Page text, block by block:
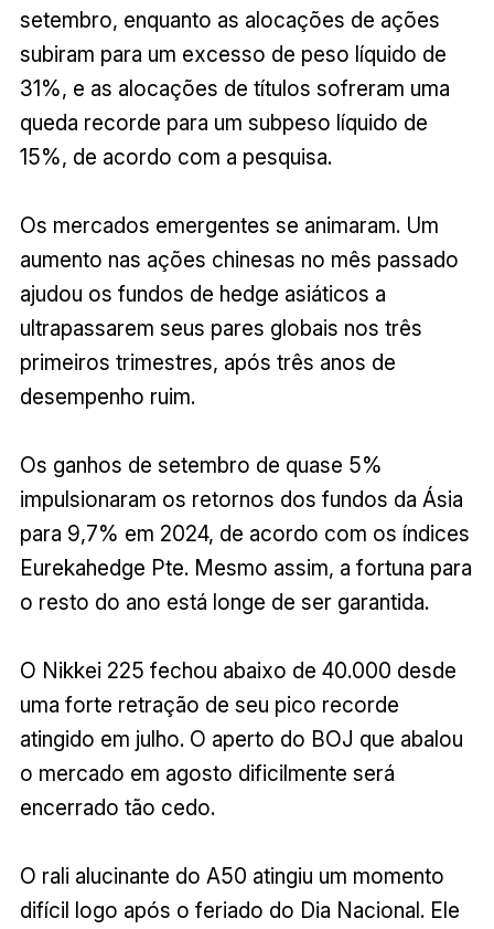
setembro, enquanto as alocações de ações
subiram para um excesso de peso líquido de
31%, e as alocações de títulos sofreram uma
queda recorde para um subpeso líquido de
15%, de acordo com a pesquisa.
Os mercados emergentes se animaram. Um
aumento nas ações chinesas no mês passado
ajudou os fundos de hedge asiáticos a
ultrapassarem seus pares globais nos três
primeiros trimestres, após três anos de
desempenho ruim.
Os ganhos de setembro de quase 5%
impulsionaram os retornos dos fundos da Ásia
para 9,7% em 2024, de acordo com os índices
Eurekahedge Pte. Mesmo assim, a fortuna para
o resto do ano está longe de ser garantida.
O Nikkei 225 fechou abaixo de 40.000 desde
uma forte retração de seu pico recorde
atingido em julho. O aperto do BOJ que abalou
o mercado em agosto dificilmente será
encerrado tão cedo.
O rali alucinante do A50 atingiu um momento
difícil logo após o feriado do Dia Nacional. Ele